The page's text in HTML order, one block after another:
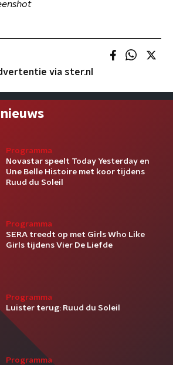
via ster.nl
Programma
Novastar speelt Today Yesterday en
Une Belle Histoire met koor tijdens
Ruud du Soleil
Programma
SERA treedt op met Girls Who Like
Girls tijdens Vier De Liefde
Programma
Luister terug: Ruud du Soleil
Programma